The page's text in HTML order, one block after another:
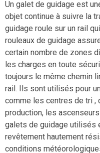
Un galet de guidage est
objet continue à suivre la
guidage roule sur un rail
rouleaux de guidage
certain nombre de zones
les charges en toute
toujours le même chemin
rail. Ils sont utilisés pour
comme les centres de tri
production, les
galets de guidage utilisés
revêtement hautement
conditions